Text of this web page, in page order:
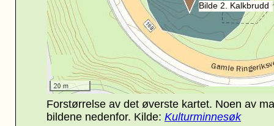
Forstørrelse av det øverste kartet. Noen av
bildene nedenfor. Kilde: Kulturminnesøk
Bilde 2. Kalkbrudd